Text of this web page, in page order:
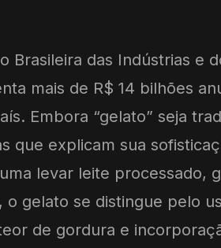
Brasileira das Indústrias e
mais de R$ 14 bilhões
Embora “gelato” seja
que explicam sua
levar leite processado,
o gelato se distingue pelo
de gordura e